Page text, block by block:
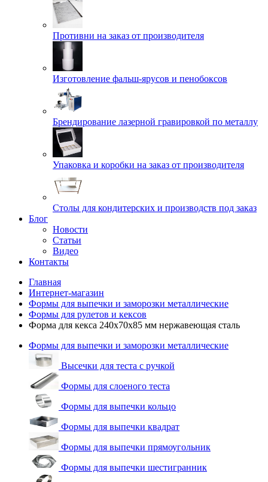
Противни на заказ от производителя
Изготовление фальш-ярусов и пенобоксов
Брендирование лазерной гравировкой по металлу
Упаковка и коробки на заказ от производителя
Cтолы для кондитерских и производств под заказ
Блог
Новости
Статьи
Видео
Контакты
Главная
Интернет-магазин
Формы для выпечки и заморозки металлические
Формы для рулетов и кексов
Форма для кекса 240x70x85 мм нержавеющая сталь
Формы для выпечки и заморозки металлические
Высечки для теста с ручкой
Формы для слоеного теста
Формы для выпечки кольцо
Формы для выпечки квадрат
Формы для выпечки прямоугольник
Формы для выпечки шестигранник